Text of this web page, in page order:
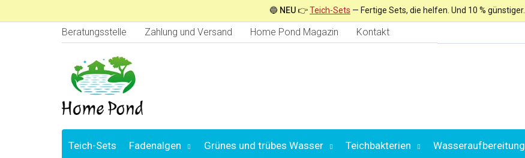
🔵 NEU👉Teich-Sets — Fertige Sets, die helfen. Und 10 % günstiger.
Beratungsstelle Zahlung und Versand Home Pond Magazin Kontakt
Teich-Sets Fadenalgen Grünes und trübes Wasser Teichbakterien Wasseraufbereitung